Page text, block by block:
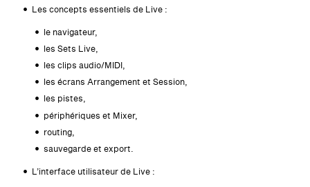
Les concepts essentiels de Live :
le navigateur,
les Sets Live,
les clips audio/MIDI,
les écrans Arrangement et Session,
les pistes,
périphériques et Mixer,
routing,
sauvegarde et export.
L’interface utilisateur de Live :